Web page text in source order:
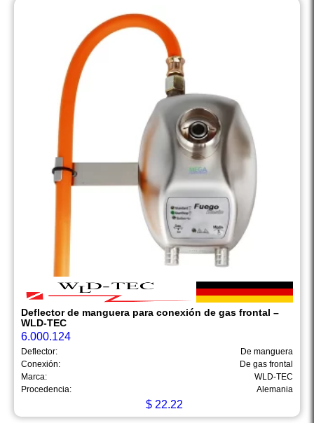
Deflector de manguera para conexión de gas frontal –
WLD-TEC
6.000.124
Deflector:
De manguera
Conexión:
De gas frontal
Marca:
WLD-TEC
Procedencia:
Alemania
$22.22